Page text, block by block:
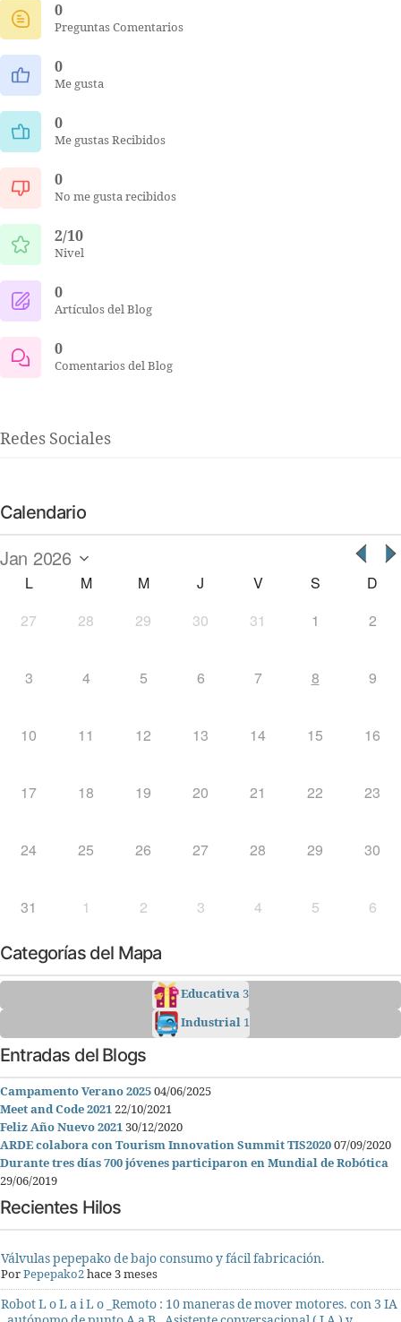
0
Preguntas Comentarios
0
Me gusta
0
Me gustas Recibidos
0
No me gusta recibidos
2/10
Nivel
0
Artículos del Blog
0
Comentarios del Blog
Redes Sociales
Calendario
L M M J V S
D
27
28 29 30 31 1 2
3 4 5 6 7 8 9
10 11 12 13 14 15 16
17 18 19 20 21 22 23
24 25 26 27 28 29 30
31 1 2 3 4 5 6
Categorías del Mapa
Educativa3
Industrial 1
Entradas del Blogs
Campamento Verano 202504/06/2025
Meet and Code 202122/10/2021
Feliz Año Nuevo 202130/12/2020
ARDE colabora con Tourism Innovation Summit TIS202007/09/2020
Durante tres días 700 jóvenes participaron en Mundial de Robótica
29/06/2019
Recientes Hilos
Válvulas pepepako de bajo consumo y fácil fabricación.
PorPepepako2hace 3 meses
Robot L o L a i L o _Remoto : 10 maneras de mover motores. con 3 IA